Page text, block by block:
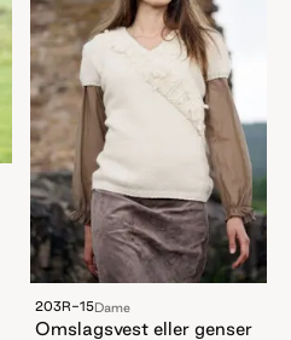
203R-15Dame
Omslagsvest eller genser